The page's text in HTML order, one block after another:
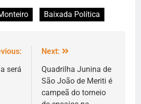
Baixada Política
será
Next:
Quadrilha Junina de
São João de Meriti é
campeã do torneio